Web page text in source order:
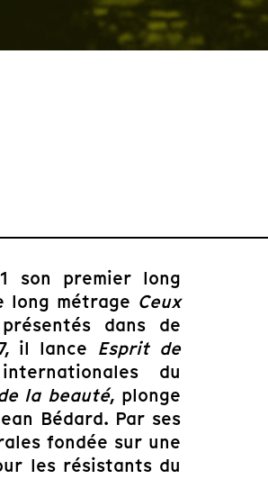
son premier long
long métrage Ceux
dans de
il lance Esprit de
du
la beauté, plonge
Bédard. Par ses
fondée sur une
les résistants du